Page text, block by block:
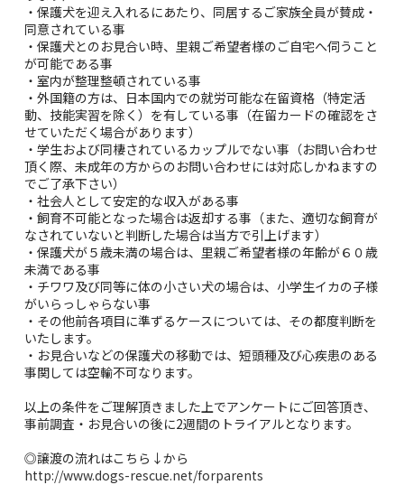
・保護犬を迎え入れるにあたり、同居するご家族全員が賛成・
同意されている事
・保護犬とのお見合い時、里親ご希望者様のご自宅へ伺うこと
が可能である事
・室内が整理整頓されている事
・外国籍の方は、日本国内での就労可能な在留資格（特定活
動、技能実習を除く）を有している事（在留カードの確認をさ
せていただく場合があります）
・学生および同棲されているカップルでない事（お問い合わせ
頂く際、未成年の方からのお問い合わせには対応しかねますの
でご了承下さい）
・社会人として安定的な収入がある事
・飼育不可能となった場合は返却する事（また、適切な飼育が
なされていないと判断した場合は当方で引上げます）
・保護犬が５歳未満の場合は、里親ご希望者様の年齢が６０歳
未満である事
・チワワ及び同等に体の小さい犬の場合は、小学生イカの子様
がいらっしゃらない事
・その他前各項目に準ずるケースについては、その都度判断を
いたします。
・お見合いなどの保護犬の移動では、短頭種及び心疾患のある
事関しては空輸不可なります。
以上の条件をご理解頂きました上でアンケートにご回答頂き、
事前調査・お見合いの後に2週間のトライアルとなります。
◎譲渡の流れはこちら↓から
http://www.dogs-rescue.net/forparents